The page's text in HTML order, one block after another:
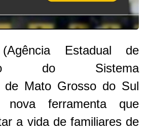
Estadual de
do Sistema
de Mato Grosso do Sul
nova ferramenta que
a vida de familiares de